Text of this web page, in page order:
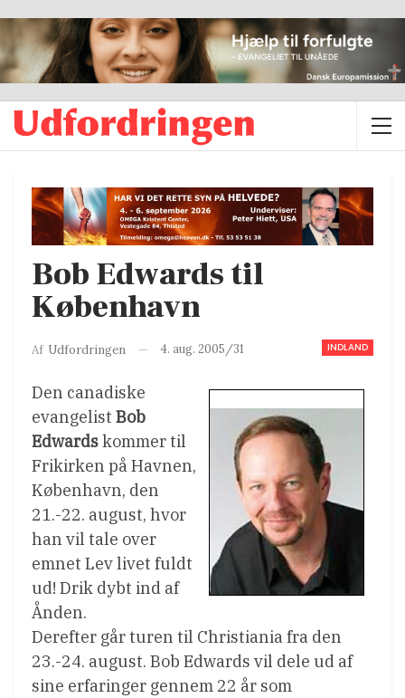
Bob Edwards til
København
INDLAND
Af Udfordringen 4. aug. 2005/31
Den canadiske
evangelist Bob
Edwardskommer til
Frikirken på Havnen,
København, den
21.-22. august, hvor
han vil tale over
emnet Lev livet fuldt
ud! Drik dybt ind af
Ånden.
Derefter går turen til Christiania fra den
23.-24. august. Bob Edwards vil dele ud af
sine erfaringer gennem 22 år som